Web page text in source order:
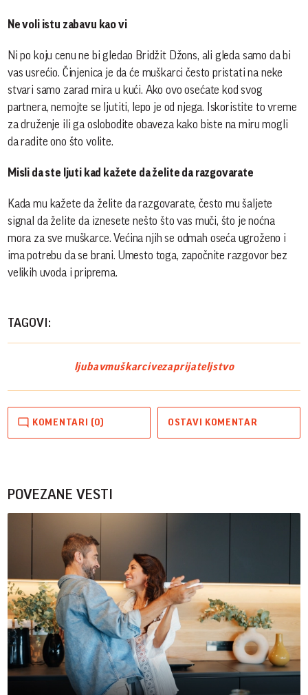
Ne voli istu zabavu kao vi
Ni po koju cenu ne bi gledao Bridžit Džons, ali gleda samo da bi
vas usrećio. Činjenica je da će muškarci često pristati na neke
stvari samo zarad mira u kući. Ako ovo osećate kod svog
partnera, nemojte se ljutiti, lepo je od njega. Iskoristite to vreme
za druženje ili ga oslobodite obaveza kako biste na miru mogli
da radite ono što volite.
Misli da ste ljuti kad kažete da želite da razgovarate
Kada mu kažete da želite da razgovarate, često mu šaljete
signal da želite da iznesete nešto što vas muči, što je noćna
mora za sve muškarce. Većina njih se odmah oseća ugroženo i
ima potrebu da se brani. Umesto toga, započnite razgovor bez
velikih uvoda i priprema.
TAGOVI:
ljubavmuškarcivezaprijateljstvo
KOMENTARI (0) OSTAVI KOMENTAR
POVEZANE VESTI